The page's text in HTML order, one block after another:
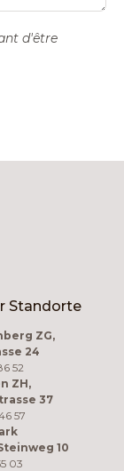
d'être
Standorte
ZG,
24
52
ZH,
37
57
10
03